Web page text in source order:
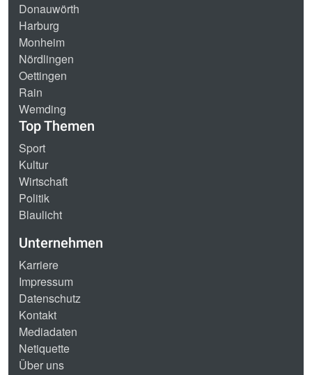
Donauwörth
Harburg
Monheim
Nördlingen
Oettingen
Rain
Wemding
Top Themen
Sport
Kultur
Wirtschaft
Politik
Blaulicht
Unternehmen
Karriere
Impressum
Datenschutz
Kontakt
Mediadaten
Netiquette
Über uns